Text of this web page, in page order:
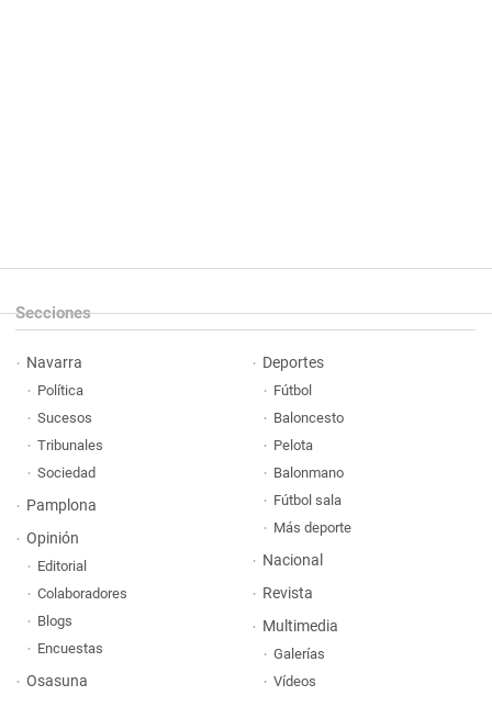
Secciones
Navarra
Política
Sucesos
Tribunales
Sociedad
Pamplona
Opinión
Editorial
Colaboradores
Blogs
Encuestas
Osasuna
Deportes
Fútbol
Baloncesto
Pelota
Balonmano
Fútbol sala
Más deporte
Nacional
Revista
Multimedia
Galerías
Vídeos